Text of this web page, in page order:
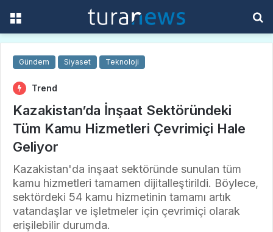
Gündem Siyaset Teknoloji
Trend
Kazakistan’da İnşaat Sektöründeki
Tüm Kamu Hizmetleri Çevrimiçi Hale
Geliyor
Kazakistan'da inşaat sektöründe sunulan tüm
kamu hizmetleri tamamen dijitalleştirildi. Böylece,
sektördeki 54 kamu hizmetinin tamamı artık
vatandaşlar ve işletmeler için çevrimiçi olarak
erişilebilir durumda.